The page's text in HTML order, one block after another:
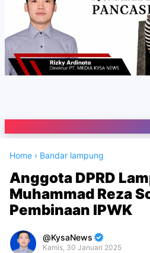
Home › Bandar lampung
Anggota DPRD
Muhammad Reza
Pembinaan IPWK
KysaNews
Kamis, 30 Januari 2025